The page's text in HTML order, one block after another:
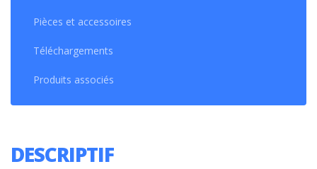
Pièces et accessoires
Téléchargements
Produits associés
DESCRIPTIF